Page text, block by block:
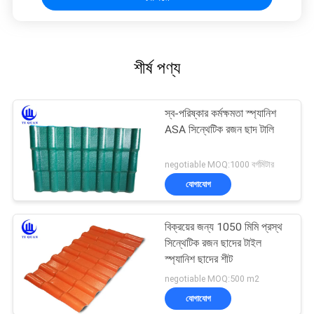
শীর্ষ পণ্য
স্ব-পরিষ্কার কর্মক্ষমতা স্প্যানিশ
ASA সিন্থেটিক রজন ছাদ টালি
negotiable MOQ:1000 বর্গমিটার
যোগাযোগ
বিক্রয়ের জন্য 1050 মিমি প্রস্থ
সিন্থেটিক রজন ছাদের টাইল
স্প্যানিশ ছাদের শীট
negotiable MOQ:500 m2
যোগাযোগ